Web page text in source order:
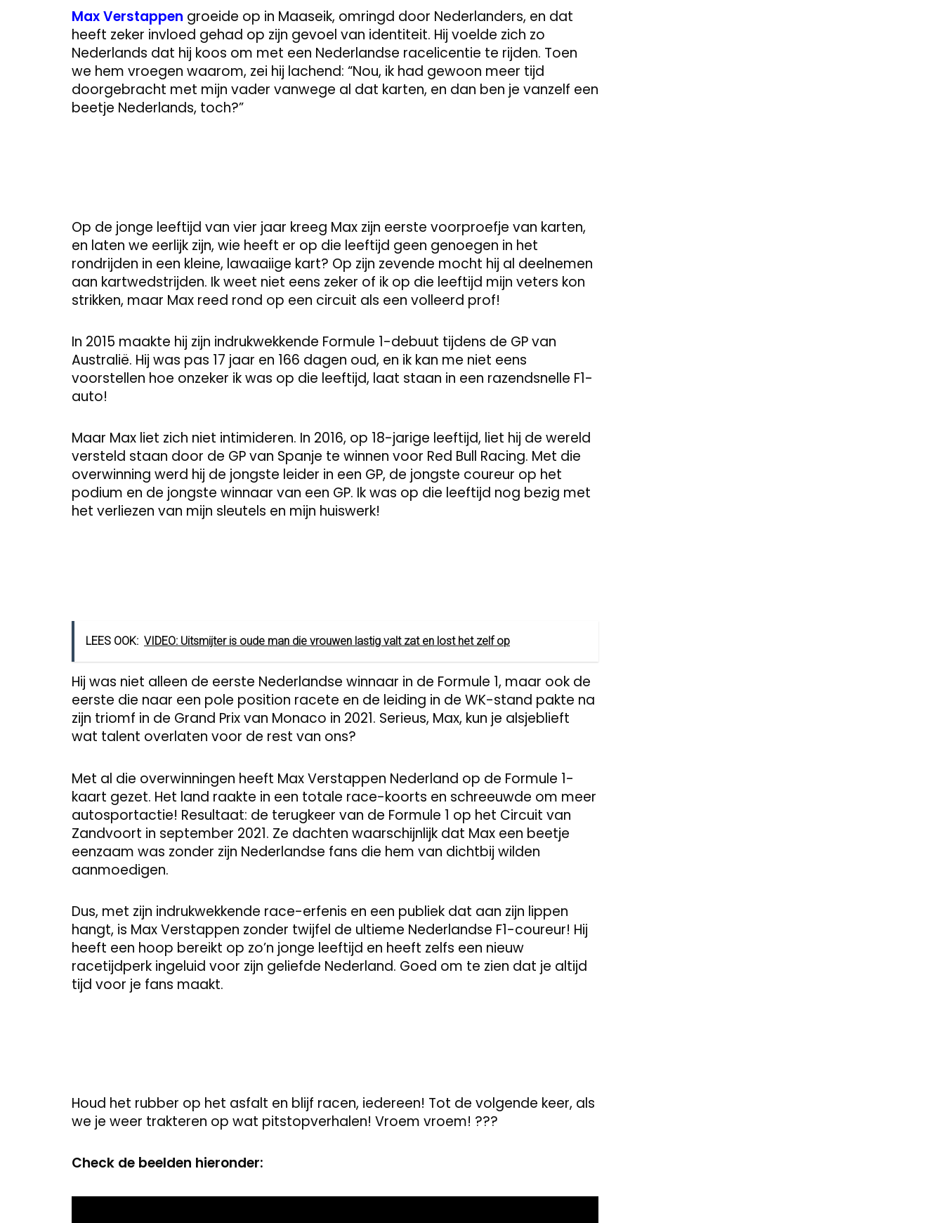
Max Verstappen groeide op in Maaseik, omringd door Nederlanders, en dat
heeft zeker invloed gehad op zijn gevoel van identiteit. Hij voelde zich zo
Nederlands dat hij koos om met een Nederlandse racelicentie te rijden. Toen
we hem vroegen waarom, zei hij lachend: “Nou, ik had gewoon meer tijd
doorgebracht met mijn vader vanwege al dat karten, en dan ben je vanzelf een
beetje Nederlands, toch?”
Op de jonge leeftijd van vier jaar kreeg Max zijn eerste voorproefje van karten,
en laten we eerlijk zijn, wie heeft er op die leeftijd geen genoegen in het
rondrijden in een kleine, lawaaiige kart? Op zijn zevende mocht hij al deelnemen
aan kartwedstrijden. Ik weet niet eens zeker of ik op die leeftijd mijn veters kon
strikken, maar Max reed rond op een circuit als een volleerd prof!
In 2015 maakte hij zijn indrukwekkende Formule 1-debuut tijdens de GP van
Australië. Hij was pas 17 jaar en 166 dagen oud, en ik kan me niet eens
voorstellen hoe onzeker ik was op die leeftijd, laat staan in een razendsnelle F1-
auto!
Maar Max liet zich niet intimideren. In 2016, op 18-jarige leeftijd, liet hij de wereld
versteld staan door de GP van Spanje te winnen voor Red Bull Racing. Met die
overwinning werd hij de jongste leider in een GP, de jongste coureur op het
podium en de jongste winnaar van een GP. Ik was op die leeftijd nog bezig met
het verliezen van mijn sleutels en mijn huiswerk!
LEES OOK: VIDEO: Uitsmijter is oude man die vrouwen lastig valt zat en lost het zelf op
Hij was niet alleen de eerste Nederlandse winnaar in de Formule 1, maar ook de
eerste die naar een pole position racete en de leiding in de WK-stand pakte na
zijn triomf in de Grand Prix van Monaco in 2021. Serieus, Max, kun je alsjeblieft
wat talent overlaten voor de rest van ons?
Met al die overwinningen heeft Max Verstappen Nederland op de Formule 1-
kaart gezet. Het land raakte in een totale race-koorts en schreeuwde om meer
autosportactie! Resultaat: de terugkeer van de Formule 1 op het Circuit van
Zandvoort in september 2021. Ze dachten waarschijnlijk dat Max een beetje
eenzaam was zonder zijn Nederlandse fans die hem van dichtbij wilden
aanmoedigen.
Dus, met zijn indrukwekkende race-erfenis en een publiek dat aan zijn lippen
hangt, is Max Verstappen zonder twijfel de ultieme Nederlandse F1-coureur! Hij
heeft een hoop bereikt op zo’n jonge leeftijd en heeft zelfs een nieuw
racetijdperk ingeluid voor zijn geliefde Nederland. Goed om te zien dat je altijd
tijd voor je fans maakt.
Houd het rubber op het asfalt en blijf racen, iedereen! Tot de volgende keer, als
we je weer trakteren op wat pitstopverhalen! Vroem vroem! ???
Check de beelden hieronder: